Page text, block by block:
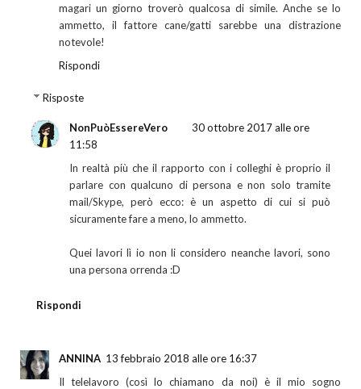
magari un giorno troverò qualcosa di simile. Anche se lo
ammetto, il fattore cane/gatti sarebbe una distrazione
notevole!
Rispondi
Risposte
NonPuòEssereVero
30 ottobre 2017 alle ore
11:58
In realtà più che il rapporto con i colleghi è proprio il
parlare con qualcuno di persona e non solo tramite
mail/Skype, però ecco: è un aspetto di cui si può
sicuramente fare a meno, lo ammetto.
Quei lavori lì io non li considero neanche lavori, sono
una persona orrenda :D
Rispondi
ANNINA 13 febbraio 2018 alle ore 16:37
Il telelavoro (così lo chiamano da noi) è il mio sogno